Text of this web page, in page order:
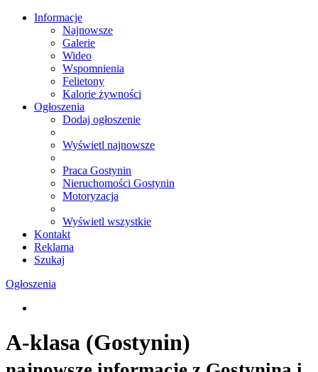
Informacje
Najnowsze
Galerie
Wideo
Wspomnienia
Felietony
Kalorie żywności
Ogłoszenia
Dodaj ogłoszenie
Wyświetl najnowsze
Praca Gostynin
Nieruchomości Gostynin
Motoryzacja
Wyświetl wszystkie
Kontakt
Reklama
Szukaj
Ogłoszenia
A-klasa (Gostynin)